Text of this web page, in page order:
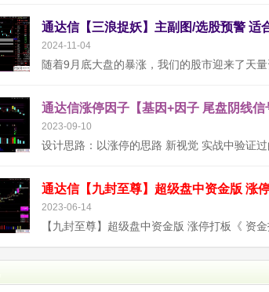
2024-11-04
通达信涨停因子【基因+因子 尾盘阴线
2023-09-10
2023-06-14